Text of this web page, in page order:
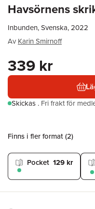
Havsörnens
Inbunden, Svenska, 2022
Av Karin Smirnoff
339 kr
Skickas . Fri frakt för
Finns i fler format (2)
Pocket 129 kr